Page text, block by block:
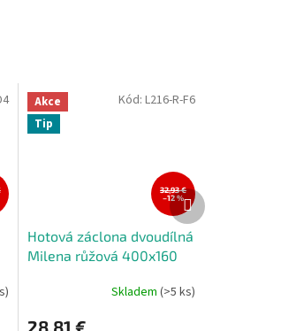
Akce
Tip
32,93 €
–12 %
Hotová záclona dvoudílná
Milena růžová 400x160
Skladem (>5 ks)
Kód: L216-R-F6
Další
produkt